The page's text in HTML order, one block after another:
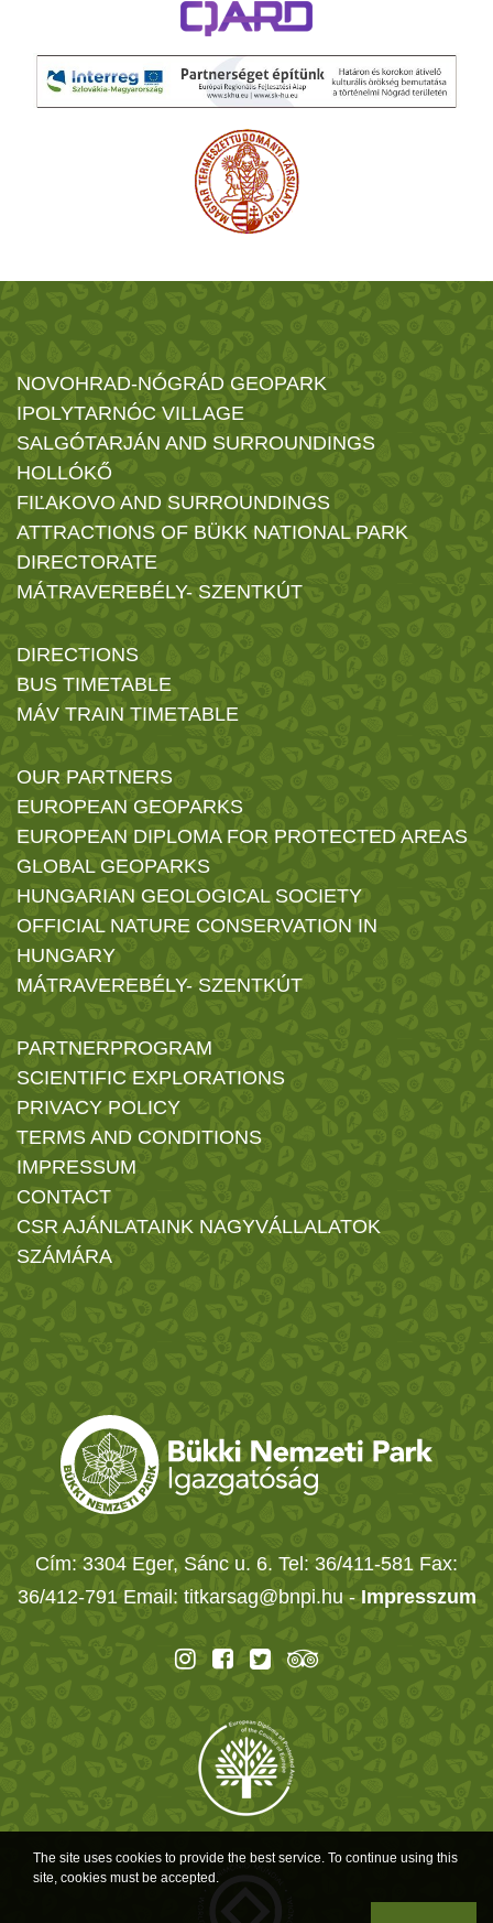
NOVOHRAD-NÓGRÁD GEOPARK
IPOLYTARNÓC VILLAGE
SALGÓTARJÁN AND SURROUNDINGS
HOLLÓKŐ
FIĽAKOVO AND SURROUNDINGS
ATTRACTIONS OF BÜKK NATIONAL PARK
DIRECTORATE
MÁTRAVEREBÉLY- SZENTKÚT
DIRECTIONS
BUS TIMETABLE
MÁV TRAIN TIMETABLE
OUR PARTNERS
EUROPEAN GEOPARKS
EUROPEAN DIPLOMA FOR PROTECTED AREAS
GLOBAL GEOPARKS
HUNGARIAN GEOLOGICAL SOCIETY
OFFICIAL NATURE CONSERVATION IN
HUNGARY
MÁTRAVEREBÉLY- SZENTKÚT
PARTNERPROGRAM
SCIENTIFIC EXPLORATIONS
PRIVACY POLICY
TERMS AND CONDITIONS
IMPRESSUM
CONTACT
CSR AJÁNLATAINK NAGYVÁLLALATOK
SZÁMÁRA
Cím: 3304 Eger, Sánc u. 6. Tel: 36/411-581 Fax:
36/412-791 Email: titkarsag@bnpi.hu - Impresszum
The site uses cookies to provide the best service. To continue using this
site, cookies must be accepted.